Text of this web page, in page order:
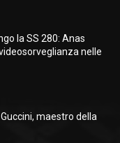
la SS 280: Anas
nelle
maestro della